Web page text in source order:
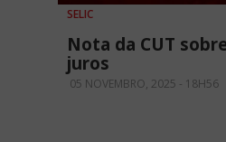
SELIC
Nota da CUT
juros
05 NOVEMBRO, 2025 - 18H56